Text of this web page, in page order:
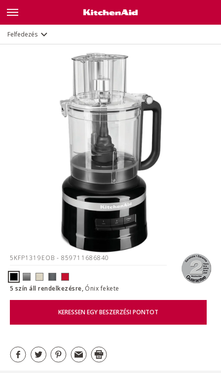
Felfedezés
5KFP1319EOB - 859711686840
5 szín áll rendelkezésre, Ónix fekete
KERESSEN EGY BESZERZÉSI PONTOT